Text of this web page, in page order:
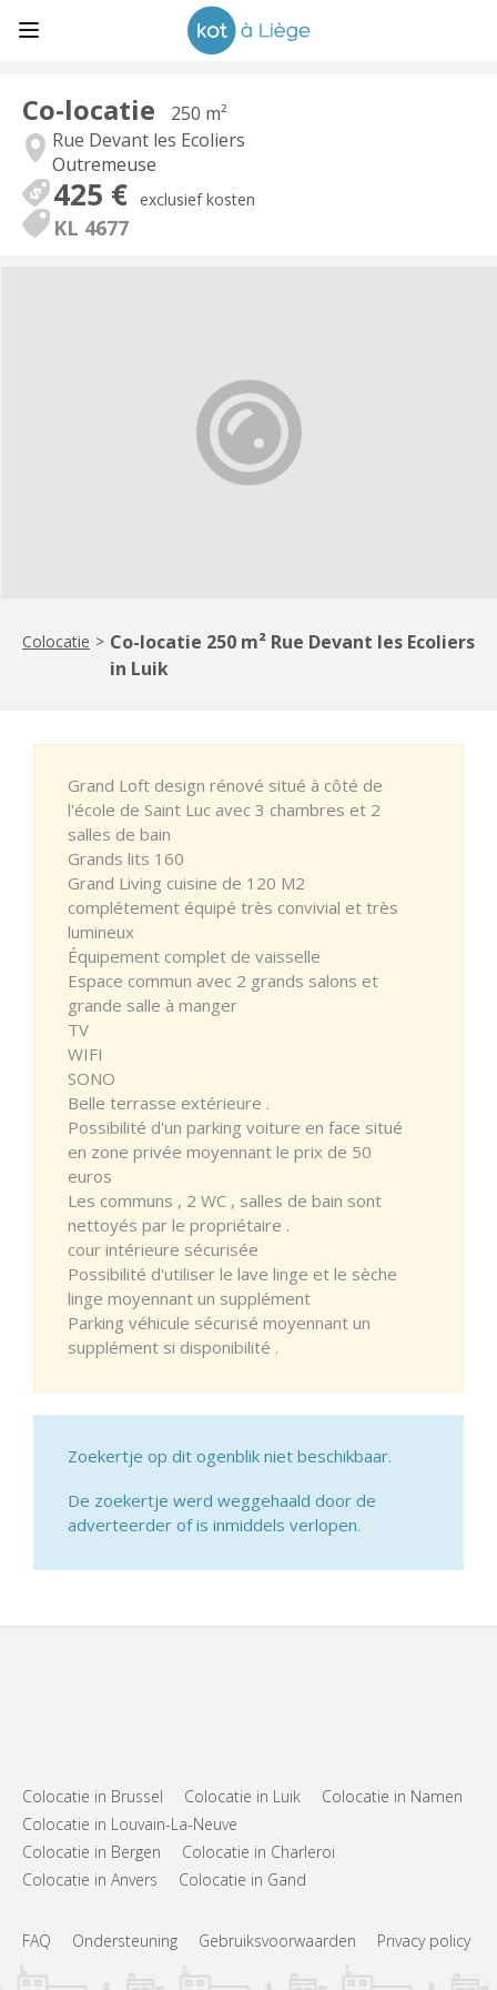
Co-locatie
250 m²
Rue Devant les Ecoliers
Outremeuse
425 € exclusief kosten
KL 4677
Colocatie > Co-locatie 250 m² Rue Devant les Ecoliers
in Luik
Grand Loft design rénové situé à côté de
l'école de Saint Luc avec 3 chambres et 2
salles de bain
Grands lits 160
Grand Living cuisine de 120 M2
complétement équipé très convivial et très
lumineux
Équipement complet de vaisselle
Espace commun avec 2 grands salons et
grande salle à manger
TV
WIFI
SONO
Belle terrasse extérieure .
Possibilité d'un parking voiture en face situé
en zone privée moyennant le prix de 50
euros
Les communs , 2 WC , salles de bain sont
nettoyés par le propriétaire .
cour intérieure sécurisée
Possibilité d'utiliser le lave linge et le sèche
linge moyennant un supplément
Parking véhicule sécurisé moyennant un
supplément si disponibilité .
Zoekertje op dit ogenblik niet beschikbaar.
De zoekertje werd weggehaald door de
adverteerder of is inmiddels verlopen.
Colocatie in Brussel Colocatie in Luik
Colocatie in Namen
Colocatie in Louvain-La-Neuve
Colocatie in Bergen
Colocatie in Charleroi
Colocatie in Anvers
Colocatie in Gand
FAQ Ondersteuning Gebruiksvoorwaarden Privacy policy